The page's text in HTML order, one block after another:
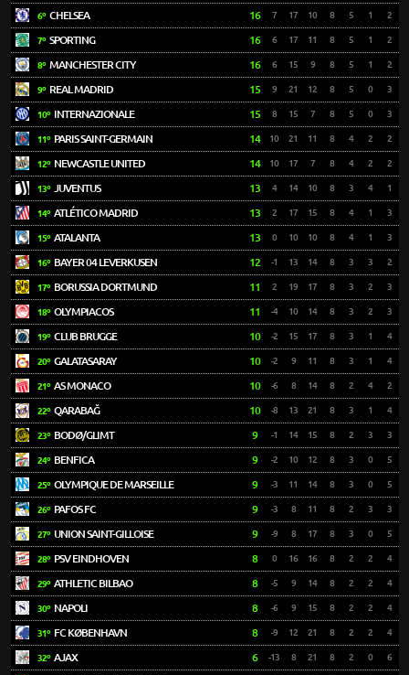
6º CHELSEA 16 7 17 10 8 5 1 2
7º SPORTING 16 6 17 11 8 5 1 2
8º MANCHESTER CITY 16 6 15 9 8 5 1 2
9º REAL MADRID 15 9 21 12 8 5 0 3
10º INTERNAZIONALE 15 8 15 7 8 5 0 3
11º PARIS SAINT-GERMAIN 14 10 21 11 8 4 2 2
12º NEWCASTLE UNITED 14 10 17 7 8 4 2 2
13º JUVENTUS 13 4 14 10 8 3 4 1
14º ATLÉTICO MADRID 13 2 17 15 8 4 1 3
15º ATALANTA 13 0 10 10 8 4 1 3
16º BAYER 04 LEVERKUSEN 12 -1 13 14 8 3 3 2
17º BORUSSIA DORTMUND 11 2 19 17 8 3 2 3
18º OLYMPIACOS 11 -4 10 14 8 3 2 3
19º CLUB BRUGGE 10 -2 15 17 8 3 1 4
20º GALATASARAY 10 -2 9 11 8 3 1 4
21º AS MONACO 10 -6 8 14 8 2 4 2
22º QARABAĞ 10 -8 13 21 8 3 1 4
23º BODØ/GLIMT 9 -1 14 15 8 2 3 3
24º BENFICA 9 -2 10 12 8 3 0 5
25º OLYMPIQUE DE MARSEILLE 9 -3 11 14 8 3 0 5
26º PAFOS FC 9 -3 8 11 8 2 3 3
27º UNION SAINT-GILLOISE 9 -9 8 17 8 3 0 5
28º PSV EINDHOVEN 8 0 16 16 8 2 2 4
29º ATHLETIC BILBAO 8 -5 9 14 8 2 2 4
30º NAPOLI 8 -6 9 15 8 2 2 4
31º FC KØBENHAVN 8 -9 12 21 8 2 2 4
32º AJAX 6 -13 8 21 8 2 0 6